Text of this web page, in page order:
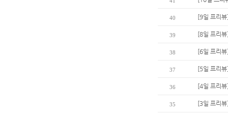
40 [9일 프리
39 [8일 프리
38 [6일 프리
37 [5일 프리
36 [4일 프리
35 [3일 프리